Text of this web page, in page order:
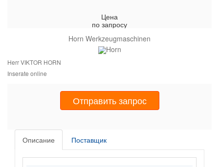
Цена
по запросу
Horn Werkzeugmaschinen
Herr VIKTOR HORN
Inserate online
Отправить запрос
Описание Поставщик